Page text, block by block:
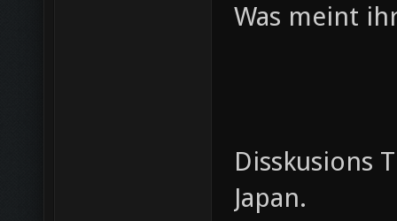
Was meint
Disskusions
Japan.